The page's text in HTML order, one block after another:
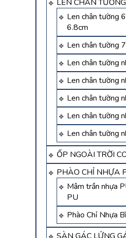
LEN CHÂN TƯỜNG
Len chân tường
6.8cm
Len chân tường
Len chân tường
Len chân tường
Len chân tường
Len chân tường
Len chân tường
ỐP NGOÀI TRỜI
PHÀO CHỈ NHỰA
Mâm trần nhựa
PU
Phào Chỉ Nhựa